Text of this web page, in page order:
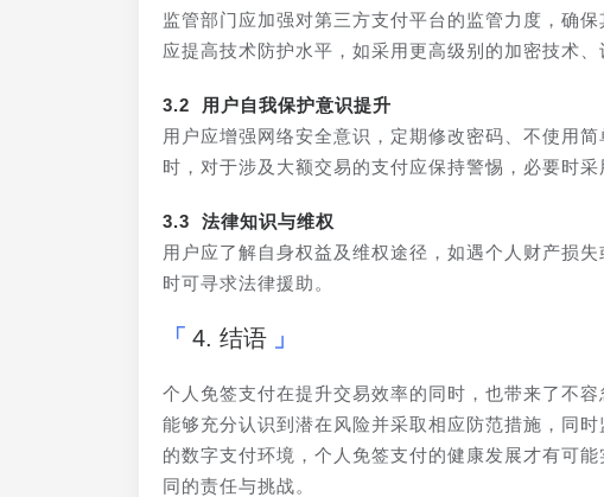
监管部门应加强对第三方支付平台的监管力度，确
应提高技术防护水平，如采用更高级别的加密技术、
3.2 用户自我保护意识提升
用户应增强网络安全意识，定期修改密码、不使用
时，对于涉及大额交易的支付应保持警惕，必要时采
3.3 法律知识与维权
用户应了解自身权益及维权途径，如遇个人财产损
时可寻求法律援助。
4. 结语
个人免签支付在提升交易效率的同时，也带来了不
能够充分认识到潜在风险并采取相应防范措施，同
的数字支付环境，个人免签支付的健康发展才有可
同的责任与挑战。